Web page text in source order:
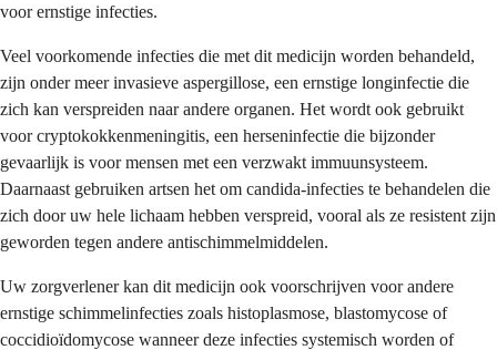
voor ernstige infecties.
Veel voorkomende infecties die met dit medicijn worden behandeld,
zijn onder meer invasieve aspergillose, een ernstige longinfectie die
zich kan verspreiden naar andere organen. Het wordt ook gebruikt
voor cryptokokkenmeningitis, een herseninfectie die bijzonder
gevaarlijk is voor mensen met een verzwakt immuunsysteem.
Daarnaast gebruiken artsen het om candida-infecties te behandelen die
zich door uw hele lichaam hebben verspreid, vooral als ze resistent zijn
geworden tegen andere antischimmelmiddelen.
Uw zorgverlener kan dit medicijn ook voorschrijven voor andere
ernstige schimmelinfecties zoals histoplasmose, blastomycose of
coccidioïdomycose wanneer deze infecties systemisch worden of